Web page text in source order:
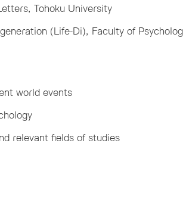
Tohoku University
(Life-Di), Faculty of
world events
relevant fields of studies